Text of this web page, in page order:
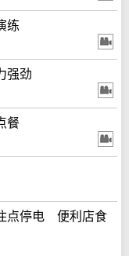
练
强劲
餐
点停电 便利店食